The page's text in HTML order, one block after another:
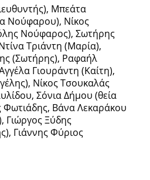
Μπεάτα
Νούφαρου), Νίκος
Νούφαρος), Σωτήρης
Τριάντη (Μαρία),
(Σωτήρης), Ραφαήλ
Γιουράντη (Καίτη),
Νίκος Τσουκαλάς
Σόνια Δήμου (θεία
Βάνα Λεκαράκου
Ξύδης
Γιάννης Φύριος